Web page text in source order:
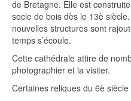
de Bretagne. Elle est
socle de bois dès le 13è
nouvelles structures sont
temps s’écoule.
Cette cathédrale attire de
photographier et la visiter.
Certaines reliques du 6è